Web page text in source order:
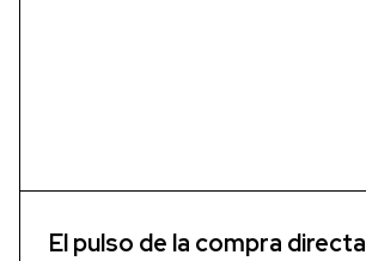
El pulso de la compra directa